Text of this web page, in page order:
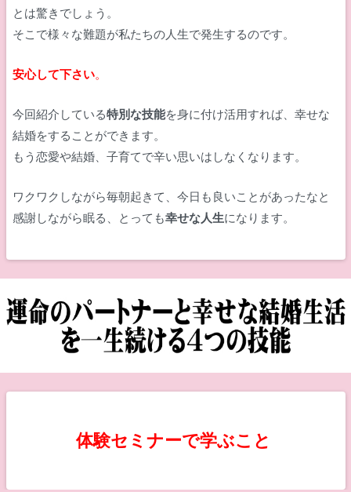
とは驚きでしょう。
そこで様々な難題が私たちの人生で発生するのです。
安心して下さい。
今回紹介している特別な技能を身に付け活用すれば、幸せな
結婚をすることができます。
もう恋愛や結婚、子育てで辛い思いはしなくなります。
ワクワクしながら毎朝起きて、今日も良いことがあったなと
感謝しながら眠る、とっても幸せな人生になります。
体験セミナーで学ぶこと